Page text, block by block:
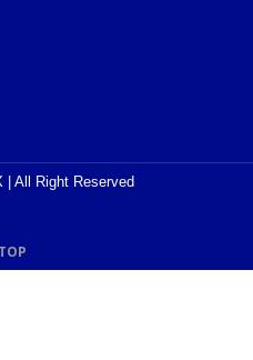
All Right Reserved
TOP